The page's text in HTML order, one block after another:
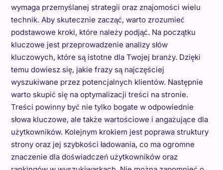
wymaga przemyślanej strategii oraz znajomości wielu
technik. Aby skutecznie zacząć, warto zrozumieć
podstawowe kroki, które należy podjąć. Na początku
kluczowe jest przeprowadzenie analizy słów
kluczowych, które są istotne dla Twojej branży. Dzięki
temu dowiesz się, jakie frazy są najczęściej
wyszukiwane przez potencjalnych klientów. Następnie
warto skupić się na optymalizacji treści na stronie.
Treści powinny być nie tylko bogate w odpowiednie
słowa kluczowe, ale także wartościowe i angażujące dla
użytkowników. Kolejnym krokiem jest poprawa struktury
strony oraz jej szybkości ładowania, co ma ogromne
znaczenie dla doświadczeń użytkowników oraz